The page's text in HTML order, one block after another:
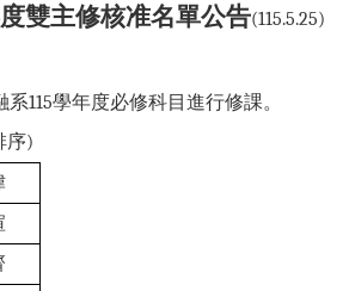
雙主修核准名單公告(115.5.25)
系115學年度必修科目進行修課。
序)